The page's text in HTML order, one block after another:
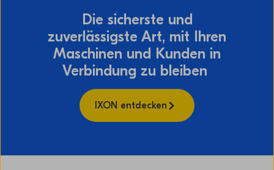
Die sicherste und
zuverlässigste Art, mit Ihren
Maschinen und Kunden in
Verbindung zu bleiben
IXON entdecken